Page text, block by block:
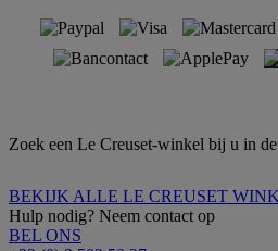
Zoek een Le Creuset-winkel bij u in
BEKIJK ALLE LE CREUSET
Hulp nodig? Neem contact op
BEL ONS